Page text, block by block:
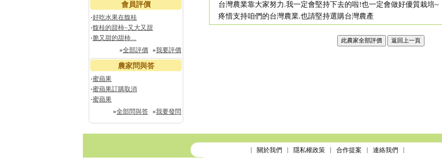
會員評價
‧好吃水果在馥桂
‧馥桂的甜柿~又大又甜
‧脆又甜的甜柿....
»全部評價 »我要評價
農家問與答
‧蜜蘋果
‧蜜蘋果訂購取消
‧蜜蘋果
»全部問與答 »我要發問
台灣農業靠大家努力.我一定會堅持下去的啦!也一定會做好優質栽培~
疼惜支持咱們的台灣農業.也請堅持選購台灣農產
關於我們 隱私權政策 合作提案 連絡我們